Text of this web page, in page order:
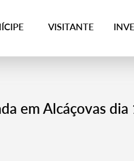
VISITANTE
em Alcáçovas